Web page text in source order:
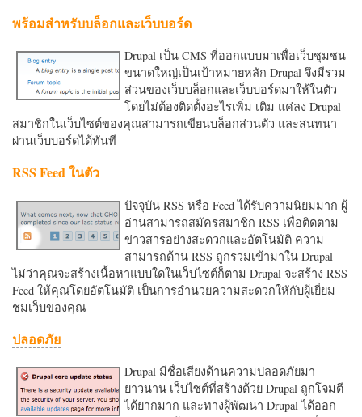
พร้อมสำหรับบล็อกและเว็บบอร์ด
Drupal เป็น CMS ที่ออกแบบมาเพื่อเว็บชุมชน
ขนาดใหญ่เป็นเป้าหมายหลัก Drupal จึงมีรวม
ส่วนของเว็บบล็อกและเว็บบอร์ดมาให้ในตัว
โดยไม่ต้องติดตั้งอะไรเพิ่ม เติม แค่ลง Drupal
สมาชิกในเว็บไซต์ของคุณสามารถเขียนบล็อกส่วนตัว และสนทนา
ผ่านเว็บบอร์ดได้ทันที
RSS Feed ในตัว
ปัจจุบัน RSS หรือ Feed ได้รับความนิยมมาก ผู้
อ่านสามารถสมัครสมาชิก RSS เพื่อติดตาม
ข่าวสารอย่างสะดวกและอัตโนมัติ ความ
สามารถด้าน RSS ถูกรวมเข้ามาใน Drupal
ไม่ว่าคุณจะสร้างเนื้อหาแบบใดในเว็บไซต์ก็ตาม Drupal จะสร้าง RSS
Feed ให้คุณโดยอัตโนมัติ เป็นการอำนวยความสะดวกใหักับผู้เยี่ยม
ชมเว็บของคุณ
ปลอดภัย
Drupal มีชื่อเสียงด้านความปลอดภัยมา
ยาวนาน เว็บไซต์ที่สร้างด้วย Drupal ถูกโจมตี
ได้ยากมาก และทางผู้พัฒนา Drupal ได้ออก